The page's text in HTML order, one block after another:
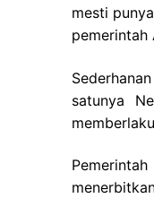
mesti
pemerintah
satunya